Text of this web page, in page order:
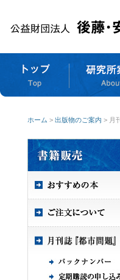
ホーム > 出版物のご案内 > 月